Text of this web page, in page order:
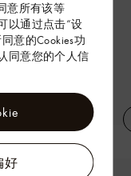
意所有该等
以通过点击“设
意的Cookies功
同意您的个人信
好
青年布短裤